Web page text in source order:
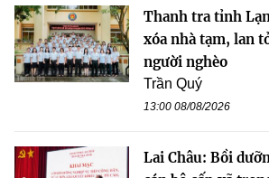
Thanh tra tỉnh
xóa nhà tạm, lan
người nghèo
Trần Quý
13:00 08/08/2026
Lai Châu: Bồi